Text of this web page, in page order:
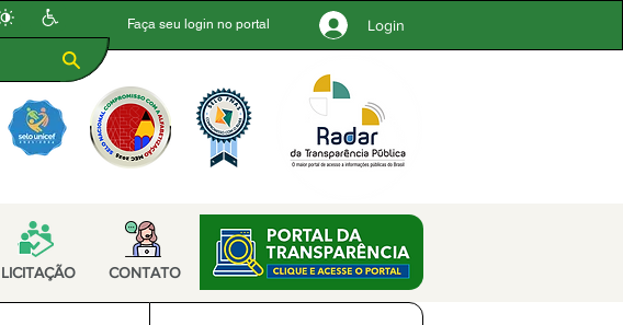
Faça seu login no portal Login
LICITAÇÃO CONTATO